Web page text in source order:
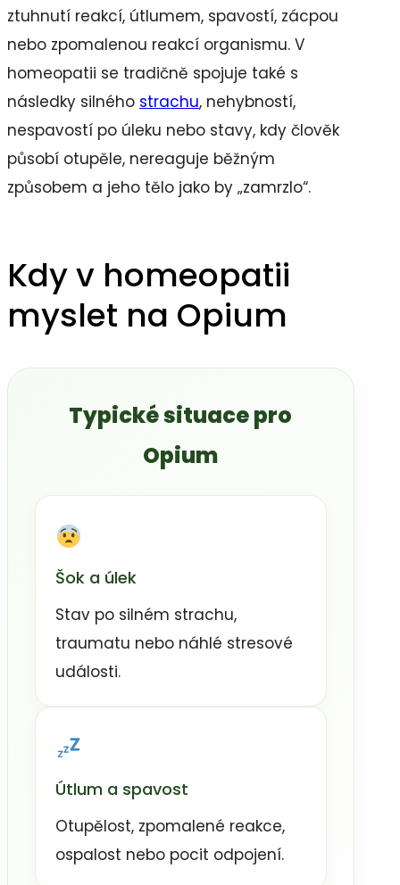
ztuhnutí reakcí, útlumem, spavostí, zácpou
nebo zpomalenou reakcí organismu. V
homeopatii se tradičně spojuje také s
následky silného strachu, nehybností,
nespavostí po úleku nebo stavy, kdy člověk
působí otupěle, nereaguje běžným
způsobem a jeho tělo jako by „zamrzlo“.
Kdy v homeopatii
myslet na Opium
Typické situace pro
Opium
Šok a úlek
Stav po silném strachu,
traumatu nebo náhlé stresové
události.
Útlum a spavost
Otupělost, zpomalené reakce,
ospalost nebo pocit odpojení.